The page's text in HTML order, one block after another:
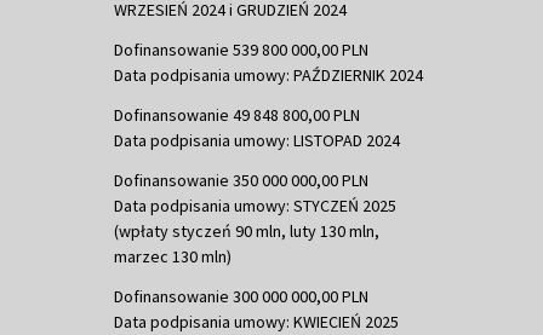
WRZESIEŃ 2024 i GRUDZIEŃ 2024
Dofinansowanie 539 800 000,00 PLN
Data podpisania umowy: PAŹDZIERNIK 2024
Dofinansowanie 49 848 800,00 PLN
Data podpisania umowy: LISTOPAD 2024
Dofinansowanie 350 000 000,00 PLN
Data podpisania umowy: STYCZEŃ 2025
(wpłaty styczeń 90 mln, luty 130 mln,
marzec 130 mln)
Dofinansowanie 300 000 000,00 PLN
Data podpisania umowy: KWIECIEŃ 2025